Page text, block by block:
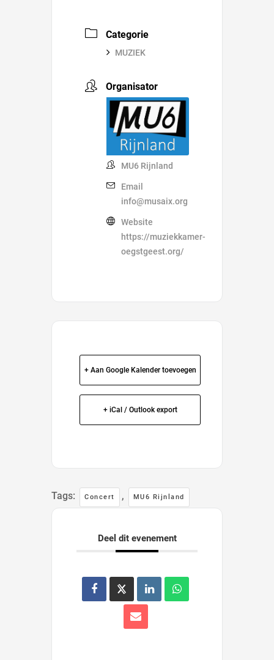
Categorie
MUZIEK
Organisator
MU6 Rijnland
Email
info@musaix.org
Website
https://muziekkamer-
oegstgeest.org/
+ Aan Google Kalender toevoegen
+ iCal / Outlook export
Tags: Concert , MU6 Rijnland
Deel dit evenement